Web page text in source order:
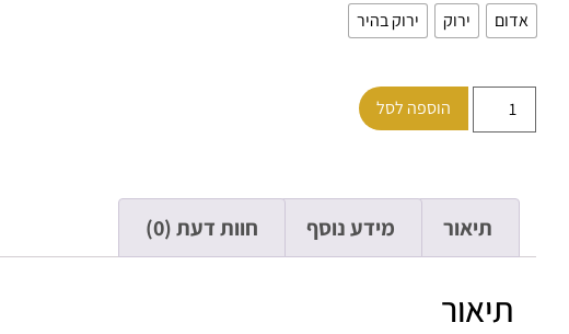
אדום ירוק ירוק בהיר
הוספה לסל
תיאור מידע נוסף חוות דעת (0)
תיאור